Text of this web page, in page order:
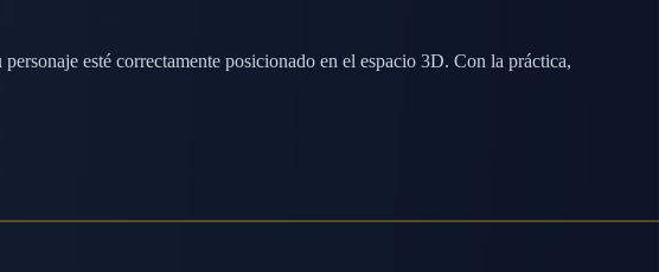
esté correctamente posicionado en el espacio 3D. Con la práctica,